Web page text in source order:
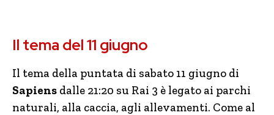
Il tema del 11 giugno
Il tema della puntata di sabato 11 giugno di
Sapiens dalle 21:20 su Rai 3 è legato ai parchi
naturali, alla caccia, agli allevamenti. Come al